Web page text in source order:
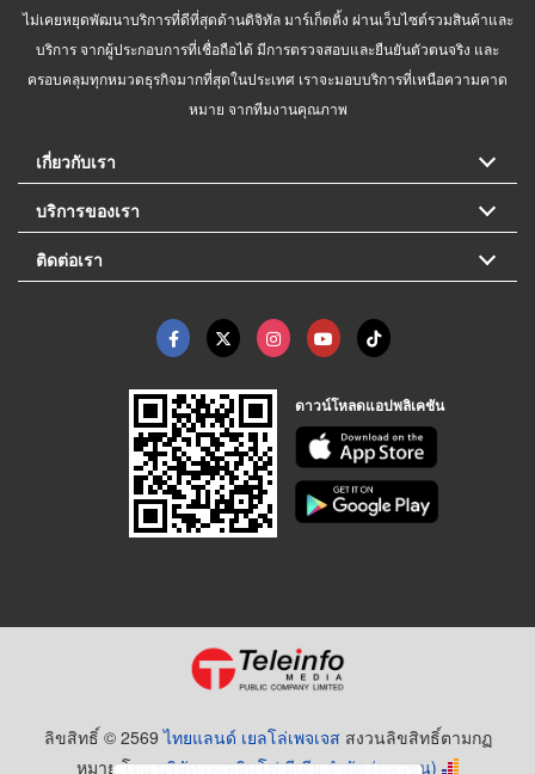
ไม่เคยหยุดพัฒนาบริการที่ดีที่สุดด้านดิจิทัล มาร์เก็ตติ้ง ผ่านเว็บไซต์รวมสินค้าและ
บริการ จากผู้ประกอบการที่เชื่อถือได้ มีการตรวจสอบและยืนยันตัวตนจริง และ
ครอบคลุมทุกหมวดธุรกิจมากที่สุดในประเทศ เราจะมอบบริการที่เหนือความคาด
หมาย จากทีมงานคุณภาพ
เกี่ยวกับเรา
บริการของเรา
ติดต่อเรา
ดาวน์โหลดแอปพลิเคชัน
ลิขสิทธิ์ © 2569ไทยแลนด์ เยลโล่เพจเจส สงวนลิขสิทธิ์ตามกฏ
หมาย โดยบริษัท เทเลอินโฟ มีเดีย จำกัด (มหาชน)